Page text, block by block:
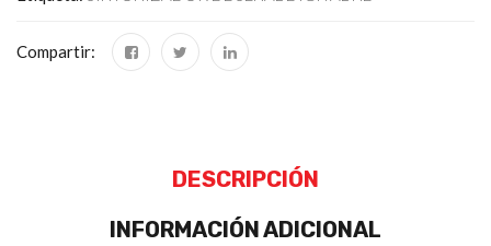
Compartir:
DESCRIPCIÓN
INFORMACIÓN ADICIONAL